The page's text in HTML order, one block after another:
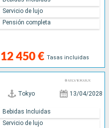
12 450 € Tasas incluidas
Servicio de lujo
Pensión completa
Tokyo 13/04/2028
Bebidas Incluidas
Servicio de lujo